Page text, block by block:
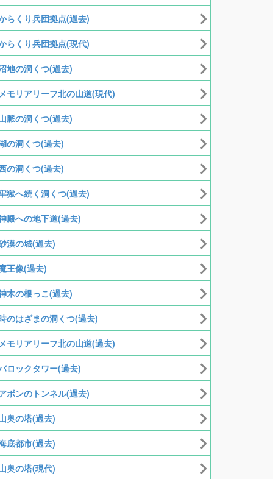
らくり兵団拠点(過去)
らくり兵団拠点(現代)
地の洞くつ(過去)
モリアリーフ北の山道(現代)
脈の洞くつ(過去)
の洞くつ(過去)
の洞くつ(過去)
獄へ続く洞くつ(過去)
殿への地下道(過去)
漠の城(過去)
王像(過去)
木の根っこ(過去)
のはざまの洞くつ(過去)
モリアリーフ北の山道(過去)
ロックタワー(過去)
ボンのトンネル(過去)
奥の塔(過去)
底都市(過去)
奥の塔(現代)